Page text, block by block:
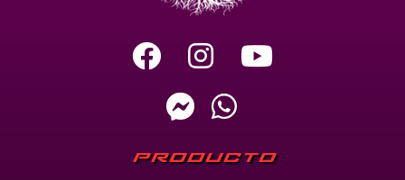
PRODUCTO